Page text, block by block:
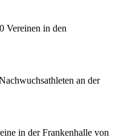
Vereinen in den
an der
in der Frankenhalle von